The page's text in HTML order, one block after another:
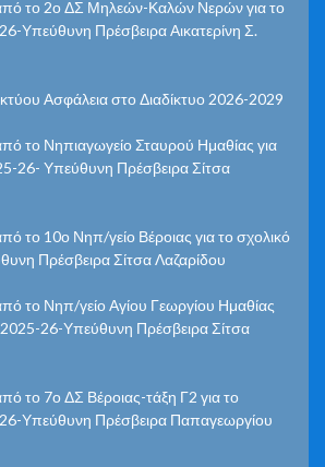
το 2ο ΔΣ Μηλεών-Καλών Νερών για το
Υπεύθυνη Πρέσβειρα Αικατερίνη Σ.
Ασφάλεια στο Διαδίκτυο 2026-2029
το Νηπιαγωγείο Σταυρού Ημαθίας για
26- Υπεύθυνη Πρέσβειρα Σίτσα
το 10ο Νηπ/γείο Βέροιας για το σχολικό
Πρέσβειρα Σίτσα Λαζαρίδου
το Νηπ/γείο Αγίου Γεωργίου Ημαθίας
2025-26-Υπεύθυνη Πρέσβειρα Σίτσα
το 7ο ΔΣ Βέροιας-τάξη Γ2 για το
Υπεύθυνη Πρέσβειρα Παπαγεωργίου